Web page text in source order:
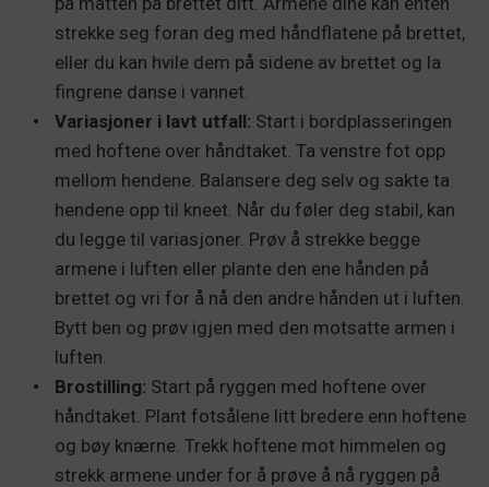
strekke seg foran deg med håndflatene på brettet,
eller du kan hvile dem på sidene av brettet og la
fingrene danse i vannet.
Variasjoner i lavt utfall: Start i bordplasseringen
med hoftene over håndtaket. Ta venstre fot opp
mellom hendene. Balansere deg selv og sakte ta
hendene opp til kneet. Når du føler deg stabil, kan
du legge til variasjoner. Prøv å strekke begge
armene i luften eller plante den ene hånden på
brettet og vri for å nå den andre hånden ut i luften.
Bytt ben og prøv igjen med den motsatte armen i
luften.
Brostilling: Start på ryggen med hoftene over
håndtaket. Plant fotsålene litt bredere enn hoftene
og bøy knærne. Trekk hoftene mot himmelen og
strekk armene under for å prøve å nå ryggen på